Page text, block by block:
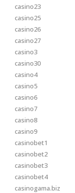
casino23
casino25
casino26
casino27
casino3
casino30
casino4
casino5
casino6
casino7
casino8
casino9
casinobet1
casinobet2
casinobet3
casinobet4
casinogama.biz